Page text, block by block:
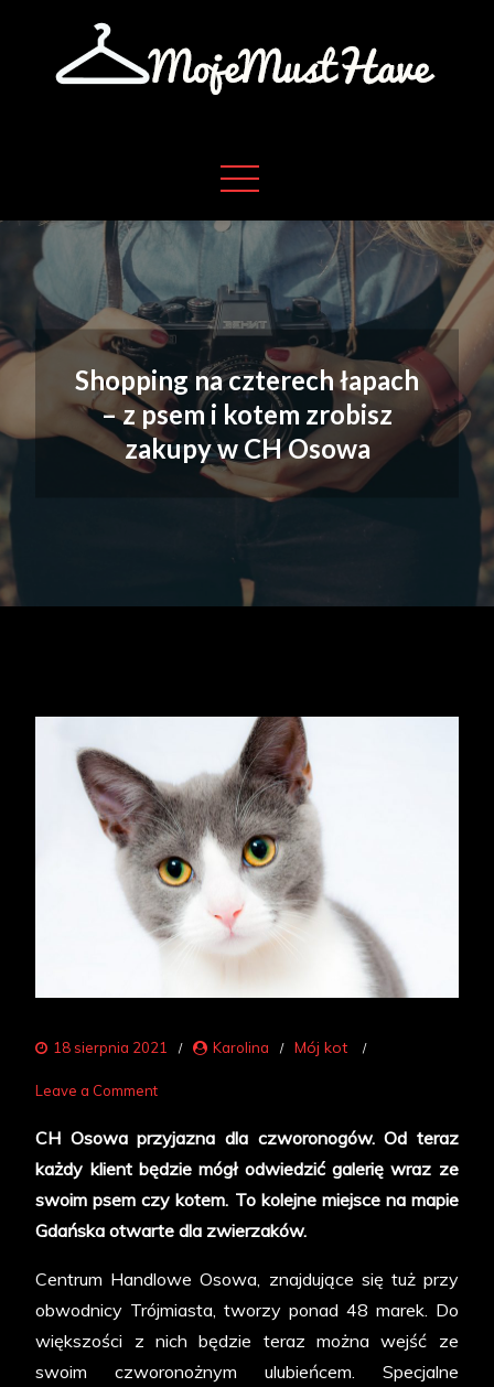
content
Shopping na czterech łapach
– z psem i kotem zrobisz
zakupy w CH Osowa
18 sierpnia 2021 Karolina Mój kot
Leave a Commenton
na
czterech
łapach
–
z
psem
i
kotem
CH Osowa przyjazna dla czworonogów. Od teraz
każdy klient będzie mógł odwiedzić galerię wraz ze
swoim psem czy kotem. To kolejne miejsce na mapie
Gdańska otwarte dla zwierzaków.
Centrum Handlowe Osowa, znajdujące się tuż przy
obwodnicy Trójmiasta, tworzy ponad 48 marek. Do
większości z nich będzie teraz można wejść ze
swoim czworonożnym ulubieńcem. Specjalne